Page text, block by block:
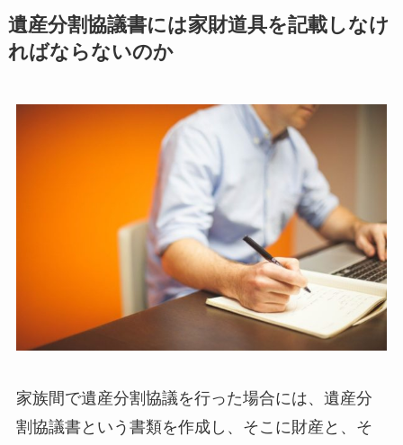
遺産分割協議書には家財道具を記載しなけ
ればならないのか
家族間で遺産分割協議を行った場合には、遺産分
割協議書という書類を作成し、そこに財産と、そ